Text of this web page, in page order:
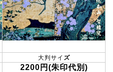
大判サイ ズ
2200円(朱印代別)